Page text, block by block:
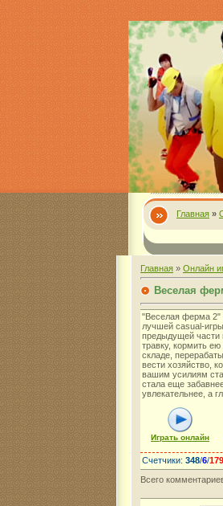
Главная »
Главная » Онлайн
Веселая
"Веселая ферма 2"
лучшей casual-
предыдущей части
травку, кормить
складе,
вести хозяйство,
вашим усилиям
стала еще
увлекательнее, а
Играть онлайн
Счетчики: 348/6/179
Всего